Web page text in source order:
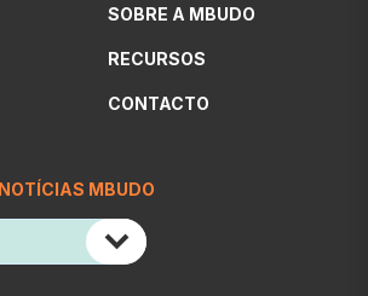
SOBRE A MBUDO
RECURSOS
CONTACTO
MBUDO